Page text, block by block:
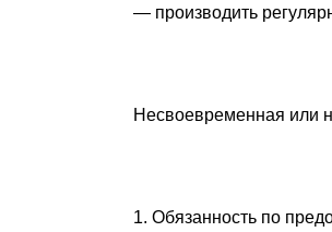
— производить
Несвоевременная или
1. Обязанность по